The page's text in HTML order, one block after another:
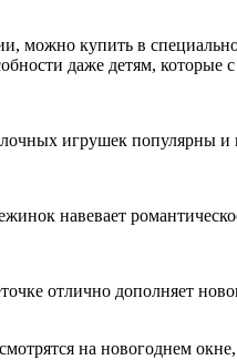
можно купить в
даже детям,
игрушек популярны и
навевает
отлично дополняет
на новогоднем